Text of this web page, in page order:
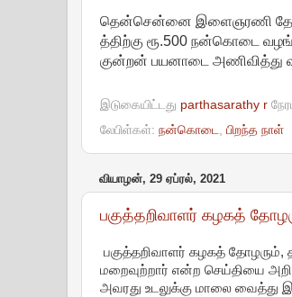
தென்சென்னை இளைஞரணி தோழர்
த்திற்கு ரூ.500 நன்கொடை
குன்றன் பயனாடை அணிவித்து
இடுகையிட்டது parthasarathy r
லேபிள்கள்: நன்கொடை பிறந்த நாள்
வியாழன், 29 ஏப்ரல், 2021
பகுத்தறிவாளர் கழகத்
பகுத்தறிவாளர் கழகத் தோழரும்,
மறைவுற்றார் என்ற செய்தியை
அவரது உடலுக்கு மாலை வைத்து